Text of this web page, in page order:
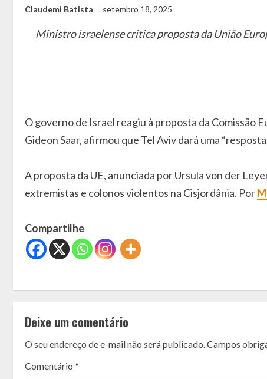
Claudemi Batista setembro 18, 2025
Ministro israelense critica proposta da União
O governo de Israel reagiu à proposta da Comissão
Gideon Saar, afirmou que Tel Aviv dará uma
A proposta da UE, anunciada por Ursula von der
extremistas e colonos violentos na Cisjordânia. Por
Compartilhe
C
n
t
Deixe um comentário
O seu endereço de e-mail não será publicado. Campos
Comentário *